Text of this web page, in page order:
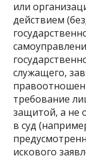
или
действием
служащего,
требование
защитой, а не
в суд
искового